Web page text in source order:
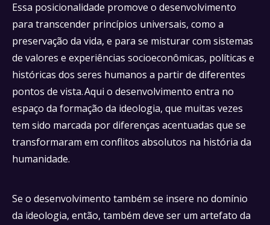
Essa posicionalidade promove o desenvolvimento
para transcender princípios universais, como a
preservação da vida, e para se misturar com sistemas
de valores e experiências socioeconômicas, políticas e
históricas dos seres humanos a partir de diferentes
pontos de vista. Aqui o desenvolvimento entra no
espaço da formação da ideologia, que muitas vezes
tem sido marcada por diferenças acentuadas que se
transformaram em conflitos absolutos na história da
humanidade.
Se o desenvolvimento também se insere no domínio
da ideologia, então, também deve ser um artefato da